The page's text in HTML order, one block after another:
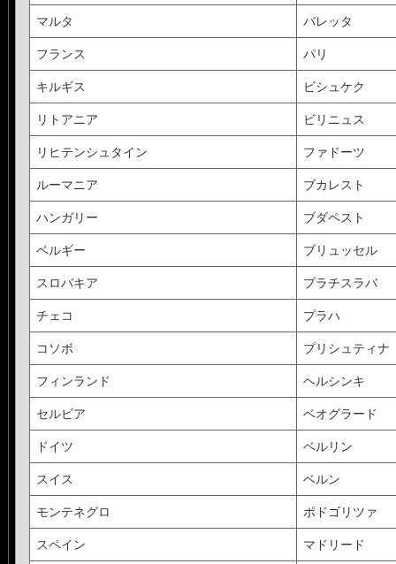
マルタ バレッタ
フランス パリ
キルギス ビシュケク
リトアニア ビリニュス
リヒテンシュタイン ファドーツ
ルーマニア ブカレスト
ハンガリー ブダペスト
ベルギー ブリュッセル
スロバキア プラチスラバ
チェコ プラハ
コソボ プリシュティナ
フィンランド ヘルシンキ
セルビア ベオグラード
ドイツ ベルリン
スイス ベルン
モンテネグロ ポドゴリツァ
スペイン マドリード